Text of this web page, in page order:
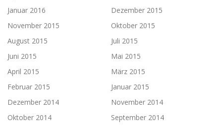
Januar 2016
Dezember 2015
November 2015
Oktober 2015
August 2015
Juli 2015
Juni 2015
Mai 2015
April 2015
März 2015
Februar 2015
Januar 2015
Dezember 2014
November 2014
Oktober 2014
September 2014